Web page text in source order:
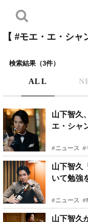
【 #モエ・エ・シャ
検索結果（3件）
ALL
山下智久
エ・シャ
#ニュース #
山下智久
いて勉強
#ニュース
山下智久